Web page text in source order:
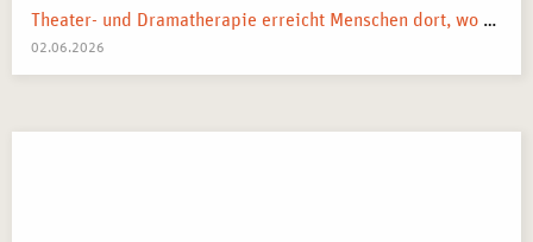
Theater- und Dramatherapie erreicht Menschen dort, wo Worte manchmal nicht mehr weiterkommen.
02.06.2026